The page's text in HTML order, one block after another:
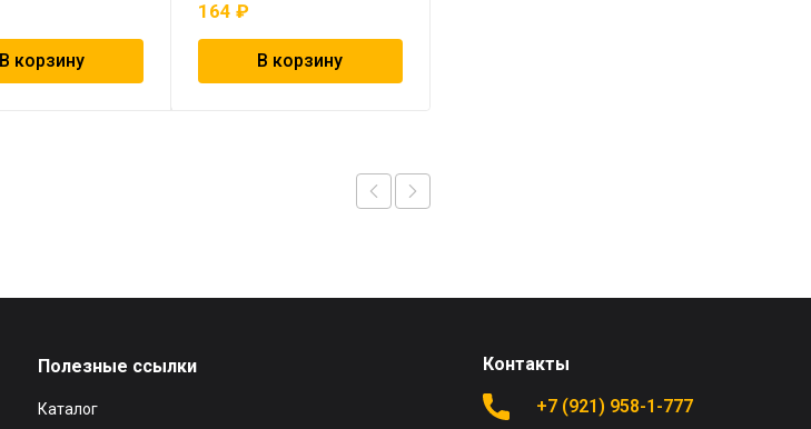
В корзину
164₽
В корзину
Полезные ссылки
Каталог
Контакты
+7 (921) 958-1-777